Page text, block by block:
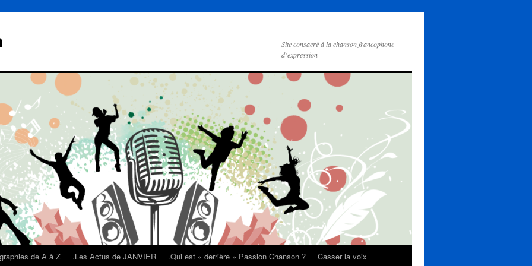
Site consacré à la chanson francophone
d’expression
de A à Z .Les Actus de JANVIER .Qui est « derrière » Passion Chanson ?
Casser la voix